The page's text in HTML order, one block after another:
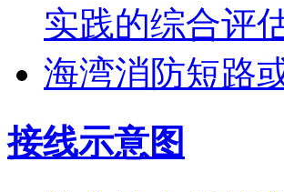
实践的综合评
海湾消防短路
接线示意图